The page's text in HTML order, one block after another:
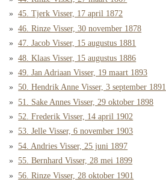
45. Tjerk Visser, 17 april 1872
46. Rinze Visser, 30 november 1878
47. Jacob Visser, 15 augustus 1881
48. Klaas Visser, 15 augustus 1886
49. Jan Adriaan Visser, 19 maart 1893
50. Hendrik Anne Visser, 3 september 1891
51. Sake Annes Visser, 29 oktober 1898
52. Frederik Visser, 14 april 1902
53. Jelle Visser, 6 november 1903
54. Andries Visser, 25 juni 1897
55. Bernhard Visser, 28 mei 1899
56. Rinze Visser, 28 oktober 1901